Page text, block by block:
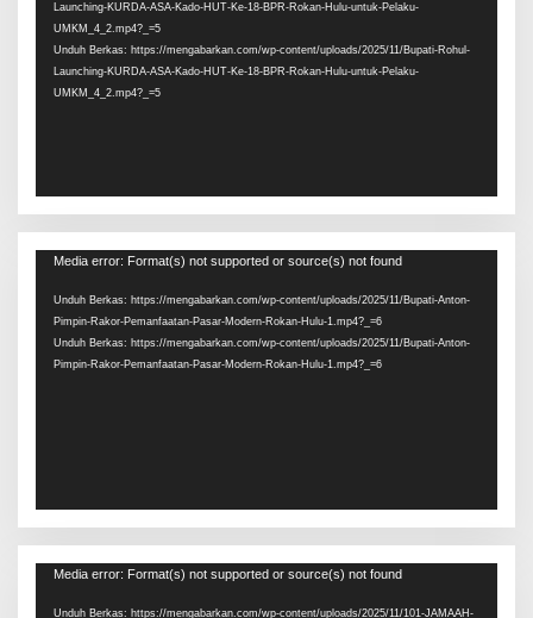
Launching-KURDA-ASA-Kado-HUT-Ke-18-BPR-Rokan-Hulu-untuk-Pelaku-
UMKM_4_2.mp4?_=5
Unduh Berkas: https://mengabarkan.com/wp-content/uploads/2025/11/Bupati-Rohul-
Launching-KURDA-ASA-Kado-HUT-Ke-18-BPR-Rokan-Hulu-untuk-Pelaku-
UMKM_4_2.mp4?_=5
Pemutar
Media error: Format(s) not supported or source(s) not found
Unduh Berkas: https://mengabarkan.com/wp-content/uploads/2025/11/Bupati-Anton-
Pimpin-Rakor-Pemanfaatan-Pasar-Modern-Rokan-Hulu-1.mp4?_=6
Unduh Berkas: https://mengabarkan.com/wp-content/uploads/2025/11/Bupati-Anton-
Pimpin-Rakor-Pemanfaatan-Pasar-Modern-Rokan-Hulu-1.mp4?_=6
Pemutar
Media error: Format(s) not supported or source(s) not found
Unduh Berkas: https://mengabarkan.com/wp-content/uploads/2025/11/101-JAMAAH-